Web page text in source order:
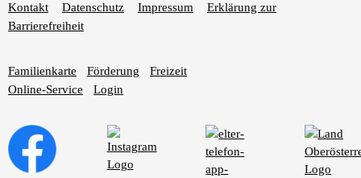
Kontakt Datenschutz Impressum
Erklärung zur
Barrierefreiheit
Familienkarte Förderung
Freizeit
Online-Service
Login